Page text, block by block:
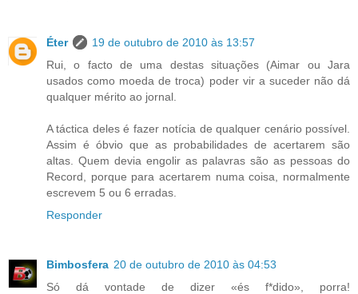
Éter
19 de outubro de 2010 às 13:57
Rui, o facto de uma destas situações (Aimar ou Jara
usados como moeda de troca) poder vir a suceder não dá
qualquer mérito ao jornal.
A táctica deles é fazer notícia de qualquer cenário possível.
Assim é óbvio que as probabilidades de acertarem são
altas. Quem devia engolir as palavras são as pessoas do
Record, porque para acertarem numa coisa, normalmente
escrevem 5 ou 6 erradas.
Responder
Bimbosfera 20 de outubro de 2010 às 04:53
Só dá vontade de dizer «és f*dido», porra!